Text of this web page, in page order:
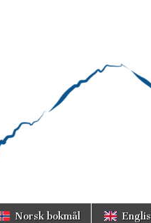
Norsk bokmål